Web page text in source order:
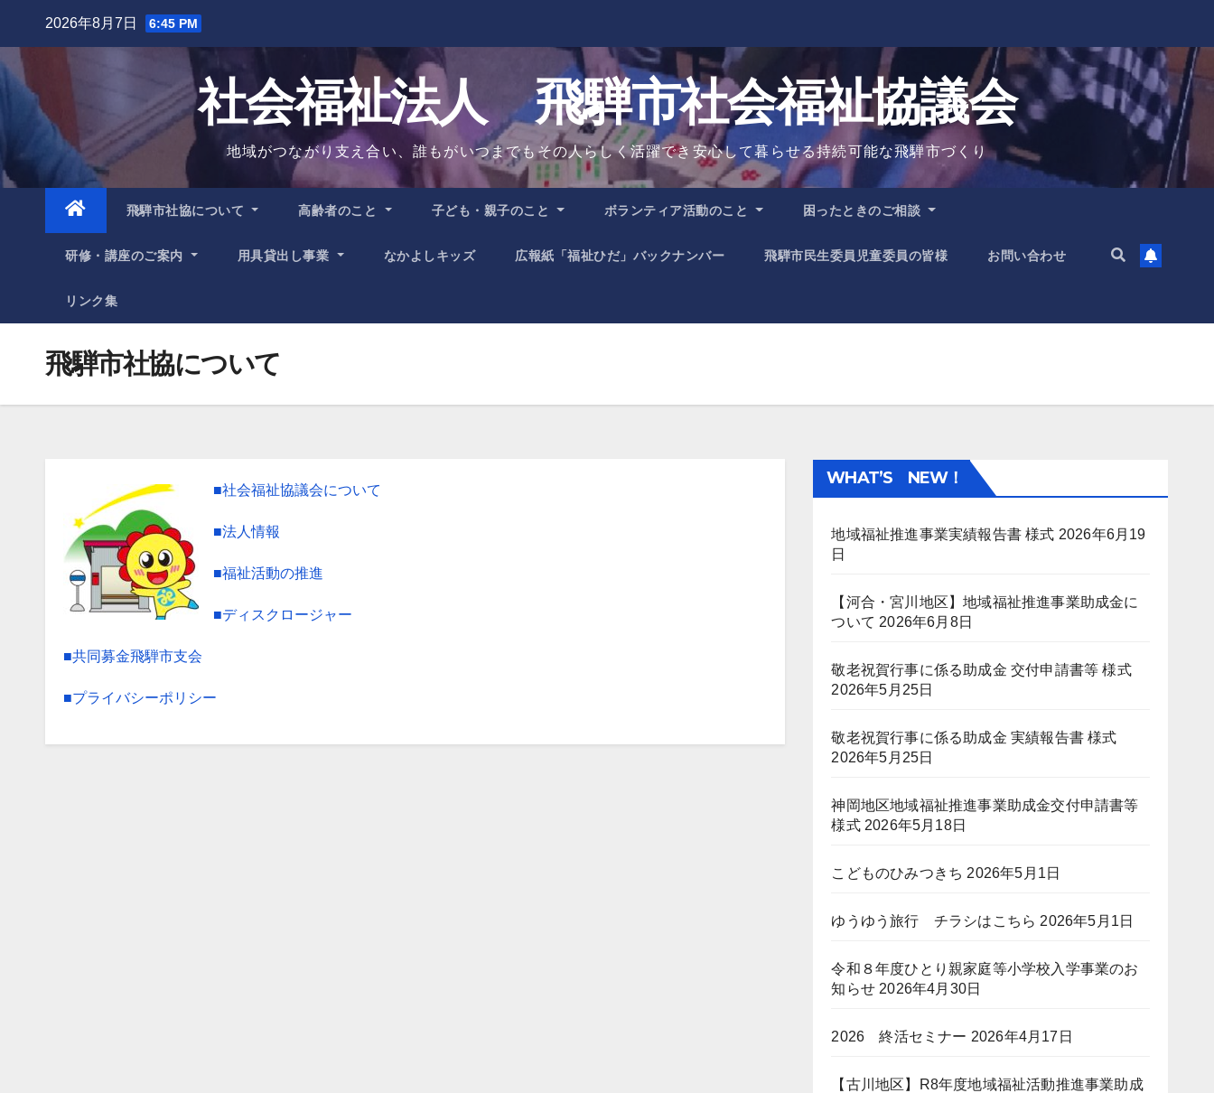
content
2026年8月7日 6:45 PM
社会福祉法人 飛騨市社会福祉協議会
地域がつながり支え合い、誰もがいつまでもその人らしく活躍でき安心して暮らせる持続可能な飛騨市づくり
飛騨市社協について 高齢者のこと 子ども・親子のこと ボランティア活動のこと 困ったときのご相談
研修・講座のご案内 用具貸出し事業 なかよしキッズ 広報紙「福祉ひだ」バックナンバー 飛騨市民生委員児童委員の皆様 お問い合わせ
リンク集
飛騨市社協について
■社会福祉協議会について
■法人情報
■福祉活動の推進
■ディスクロージャー
■共同募金飛騨市支会
■プライバシーポリシー
WHAT’S NEW！
地域福祉推進事業実績報告書 様式 2026年6月19
日
【河合・宮川地区】地域福祉推進事業助成金に
ついて 2026年6月8日
敬老祝賀行事に係る助成金 交付申請書等 様式
2026年5月25日
敬老祝賀行事に係る助成金 実績報告書 様式
2026年5月25日
神岡地区地域福祉推進事業助成金交付申請書等
様式 2026年5月18日
こどものひみつきち 2026年5月1日
ゆうゆう旅行 チラシはこちら 2026年5月1日
令和８年度ひとり親家庭等小学校入学事業のお
知らせ 2026年4月30日
2026 終活セミナー 2026年4月17日
【古川地区】R8年度地域福祉活動推進事業助成